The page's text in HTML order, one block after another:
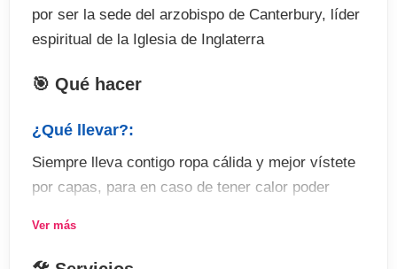
por ser la sede del arzobispo de Canterbury, líder
espiritual de la Iglesia de Inglaterra
🎯 Qué hacer
¿Qué llevar?:
Siempre lleva contigo ropa cálida y mejor vístete
por capas, para en caso de tener calor poder
Actividades:
Ver más